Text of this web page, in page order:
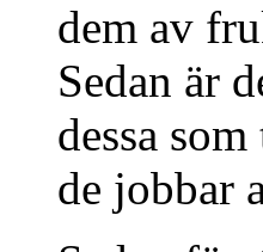
dem av
Sedan är
dessa
de jobbar